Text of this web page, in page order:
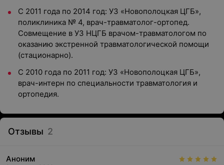
С 2011 года по 2014 год: УЗ «Новополоцкая ЦГБ»,
поликлиника № 4, врач-травматолог-ортопед.
Совмещение в УЗ НЦГБ врачом-травматологом по
оказанию экстренной травматологической помощи
(стационарно).
С 2010 года по 2011 год: УЗ «Новополоцкая ЦГБ»,
врач-интерн по специальности травматология и
ортопедия.
Отзывы 2
Аноним